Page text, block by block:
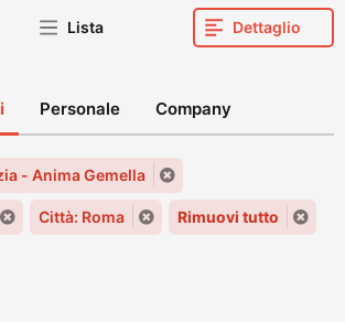
Lista Dettaglio
Personale Company
- Anima Gemella
Città: Roma Rimuovi tutto